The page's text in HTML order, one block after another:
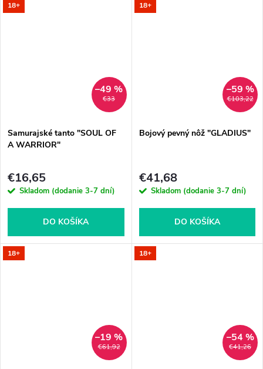
18+
€33
–49 %
Samurajské tanto "SOUL OF
A WARRIOR"
€16,65
Skladom (dodanie 3-7 dní)
DO KOŠÍKA
18+
€103,22
–59 %
Bojový pevný nôž "GLADIUS"
€41,68
Skladom (dodanie 3-7 dní)
DO KOŠÍKA
18+
€61,92
–19 %
18+
€41,26
–54 %